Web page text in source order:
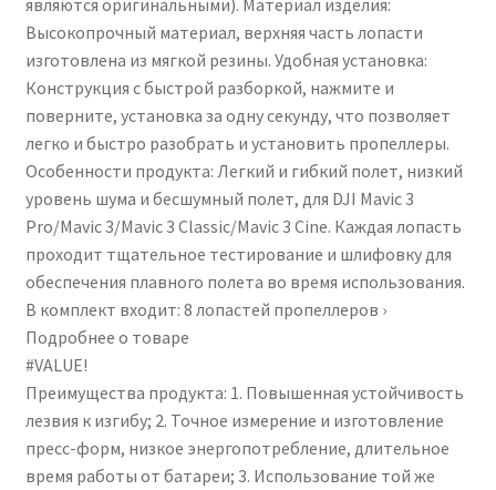
3
Cine.
Запасные
лопасти
для
замены.
Высокопрочный материал, верхняя часть лопасти
изготовлена ​​из мягкой резины. Удобная установка:
Конструкция с быстрой разборкой, нажмите и
поверните, установка за одну секунду, что позволяет
легко и быстро разобрать и установить пропеллеры.
Особенности продукта: Легкий и гибкий полет, низкий
уровень шума и бесшумный полет, для DJI Mavic 3
Pro/Mavic 3/Mavic 3 Classic/Mavic 3 Cine. Каждая лопасть
проходит тщательное тестирование и шлифовку для
обеспечения плавного полета во время использования.
В комплект входит: 8 лопастей пропеллеров ›
Подробнее о товаре
#VALUE!
Преимущества продукта: 1. Повышенная устойчивость
лезвия к изгибу; 2. Точное измерение и изготовление
пресс-форм, низкое энергопотребление, длительное
время работы от батареи; 3. Использование той же